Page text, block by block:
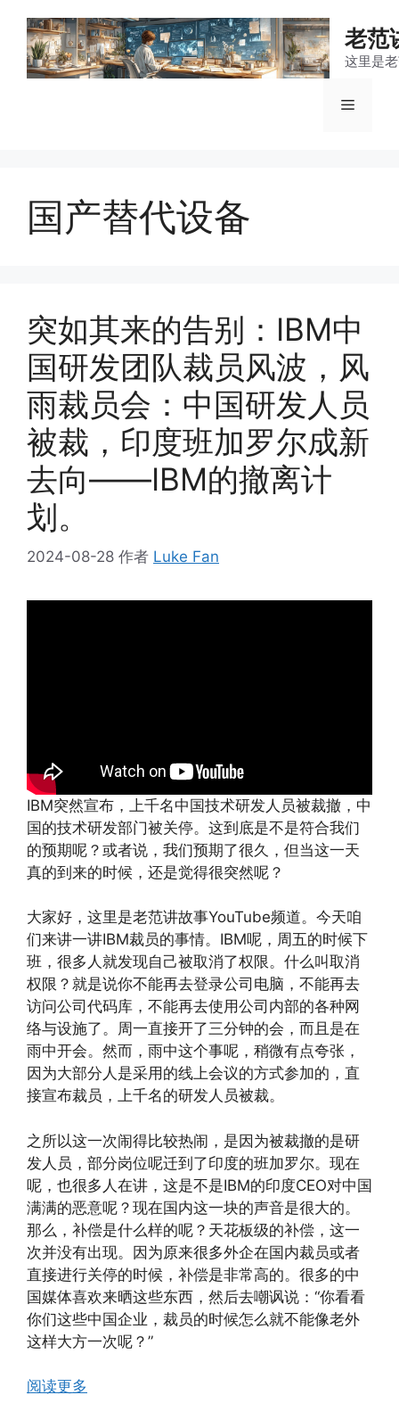
老范
这里是
菜
国产替代设备
突如其来的告别：IBM中
国研发团队裁员风波，风
雨裁员会：中国研发人员
被裁，印度班加罗尔成新
去向——IBM的撤离计
划。
2024-08-28 作者 Luke Fan
IBM突然宣布，上千名中国技术研发人员被裁撤，中
国的技术研发部门被关停。这到底是不是符合我们
的预期呢？或者说，我们预期了很久，但当这一天
真的到来的时候，还是觉得很突然呢？
大家好，这里是老范讲故事YouTube频道。今天咱
们来讲一讲IBM裁员的事情。IBM呢，周五的时候下
班，很多人就发现自己被取消了权限。什么叫取消
权限？就是说你不能再去登录公司电脑，不能再去
访问公司代码库，不能再去使用公司内部的各种网
络与设施了。周一直接开了三分钟的会，而且是在
雨中开会。然而，雨中这个事呢，稍微有点夸张，
因为大部分人是采用的线上会议的方式参加的，直
接宣布裁员，上千名的研发人员被裁。
之所以这一次闹得比较热闹，是因为被裁撤的是研
发人员，部分岗位呢迁到了印度的班加罗尔。现在
呢，也很多人在讲，这是不是IBM的印度CEO对中国
满满的恶意呢？现在国内这一块的声音是很大的。
那么，补偿是什么样的呢？天花板级的补偿，这一
次并没有出现。因为原来很多外企在国内裁员或者
直接进行关停的时候，补偿是非常高的。很多的中
国媒体喜欢来晒这些东西，然后去嘲讽说：“你看看
你们这些中国企业，裁员的时候怎么就不能像老外
这样大方一次呢？”
阅读更多